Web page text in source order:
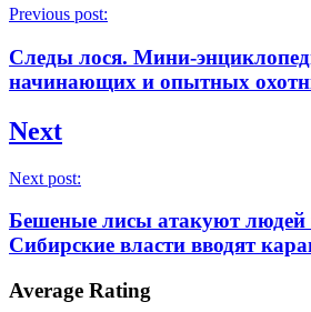
Previous post:
Следы лося. Мини-
начинающих и опытных
Next
Next post:
Бешеные лисы атакуют людей
Сибирские власти вводят
Average Rating